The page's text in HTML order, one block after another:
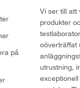
på
Vi ser till att
produkter
oöverträffat
utrustning,